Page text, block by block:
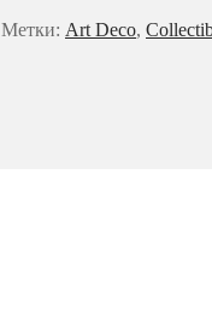
Метки: Art Deco,